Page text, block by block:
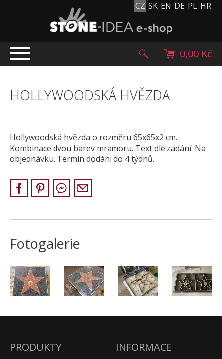
CZ SK EN DE PL HR
TOP NABÍDKA
PRODUKTY
Dlažební kostky
Historické dlažební kostky
Kamenný koberec
Oblázky, valouny a granulát
Solitéry
Výrobky z kamene na zakázku
BERA GRAVEL FIX
DLAŽEBNÍ KOSTKY
0,00 Kč
HOLLYWOODSKÁ HVĚZDA
Hollywoodská hvězda o rozměru 65x65x2 cm.
Kombinace dvou barev mramoru. Text dle zadání. Na
objednávku. Termín dodání do 4 týdnů.
Fotogalerie
PRODUKTY INFORMACE